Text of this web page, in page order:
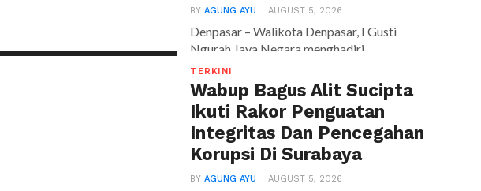
BYAGUNG AYU AUGUST 5, 2026
Denpasar – Walikota Denpasar, I Gusti
Ngurah Jaya Negara menghadiri
pelaksanaan Pemelaspasan Agung
rangkaian dari Karya...
TERKINI
Wabup Bagus Alit Sucipta
Ikuti Rakor Penguatan
Integritas Dan Pencegahan
Korupsi Di Surabaya
BYAGUNG AYU AUGUST 5, 2026